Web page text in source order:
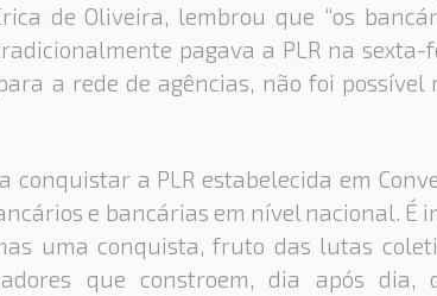
de Oliveira, lembrou que “os
pagava a PLR na sexta-
a rede de agências, não foi possível
a PLR estabelecida em
e bancárias em nível nacional. É
uma conquista, fruto das lutas
que constroem, dia após dia,